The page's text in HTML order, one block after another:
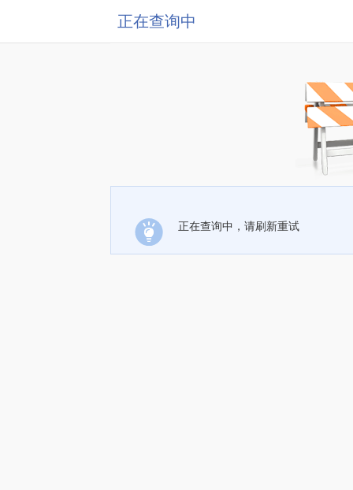
正在查询中
正在查询中，请刷新重试